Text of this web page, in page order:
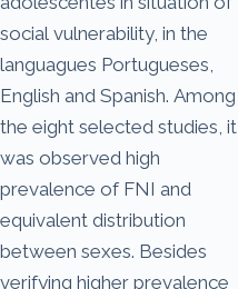
social vulnerability, in the
languagues Portugueses,
English and Spanish. Among
the eight selected studies, it
was observed high
prevalence of FNI and
equivalent distribution
between sexes. Besides
verifying higher prevalence